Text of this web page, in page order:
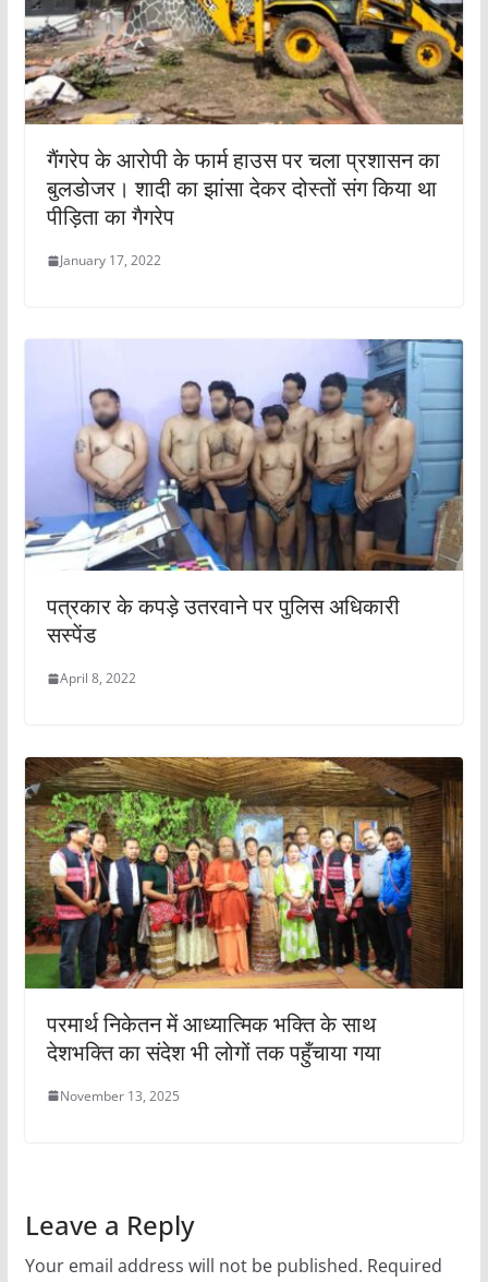
गैंगरेप के आरोपी के फार्म हाउस पर चला प्रशासन का
बुलडोजर। शादी का झांसा देकर दोस्तों संग किया था
पीड़िता का गैगरेप
January 17, 2022
पत्रकार के कपड़े उतरवाने पर पुलिस अधिकारी
सस्पेंड
April 8, 2022
परमार्थ निकेतन में आध्यात्मिक भक्ति के साथ
देशभक्ति का संदेश भी लोगों तक पहुँचाया गया
November 13, 2025
Leave a Reply
Your email address will not be published. Required